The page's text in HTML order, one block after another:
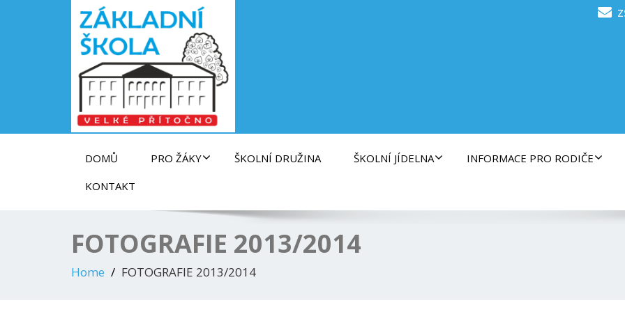
DOMŮ PRO ŽÁKY ŠKOLNÍ DRUŽINA ŠKOLNÍ JÍDELNA
INFORMACE PRO RODIČE
KONTAKT
FOTOGRAFIE 2013/2014
Home FOTOGRAFIE 2013/2014